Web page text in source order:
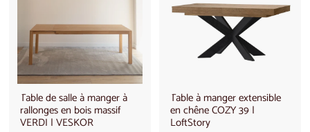
0
,
0
0
4
4
0
,
Table de salle à manger à
rallonges en bois massif
VERDI | VESKOR
Table à manger extensible
en chêne COZY 39 |
LoftStory